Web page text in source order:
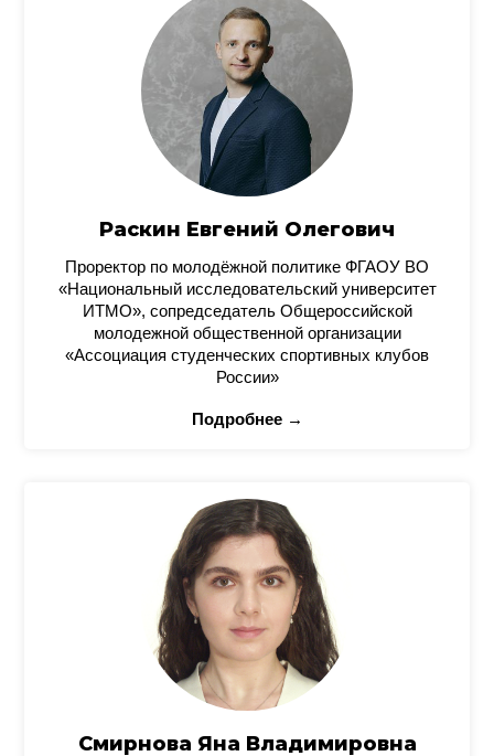
Раскин Евгений Олегович
Проректор по молодёжной политике ФГАОУ ВО
«Национальный исследовательский университет
ИТМО», сопредседатель Общероссийской
молодежной общественной организации
«Ассоциация студенческих спортивных клубов
России»
Подробнее →
Смирнова Яна Владимировна